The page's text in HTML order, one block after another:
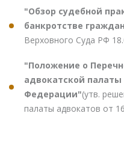
"Обзор судебной
банкротстве
Верховного Суда РФ
"Положение о
адвокатской палаты
Федерации"(утв.
палаты адвокатов от